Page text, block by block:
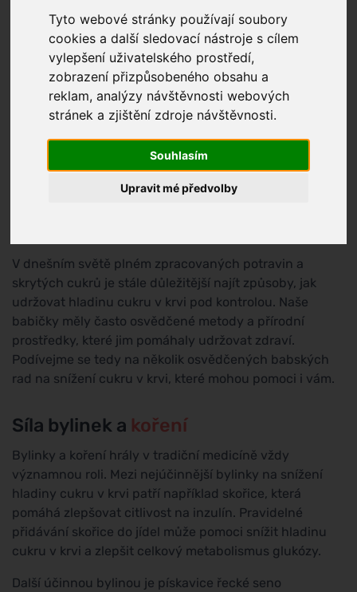
Tyto webové stránky používají soubory
cookies a další sledovací nástroje s cílem
vylepšení uživatelského prostředí,
zobrazení přizpůsobeného obsahu a
reklam, analýzy návštěvnosti webových
stránek a zjištění zdroje návštěvnosti.
Souhlasím
Upravit mé předvolby
V dnešním světě plném zpracovaných potravin a
skrytých cukrů je stále důležitější najít způsoby, jak
udržovat hladinu cukru v krvi pod kontrolou. Naše
babičky měly často osvědčené metody a přírodní
prostředky, které jim pomáhaly udržovat zdraví.
Podívejme se tedy na několik osvědčených babských
rad na snížení cukru v krvi, které mohou pomoci i vám.
Síla bylinek a koření
Bylinky a koření hrály v tradiční medicíně vždy
významnou roli. Mezi nejúčinnější bylinky na snížení
hladiny cukru v krvi patří například skořice, která
pomáhá zlepšovat citlivost na inzulín. Pravidelné
přidávání skořice do jídel může pomoci snížit hladinu
cukru v krvi a zlepšit celkový metabolismus glukózy.
Další účinnou bylinou je pískavice řecké seno